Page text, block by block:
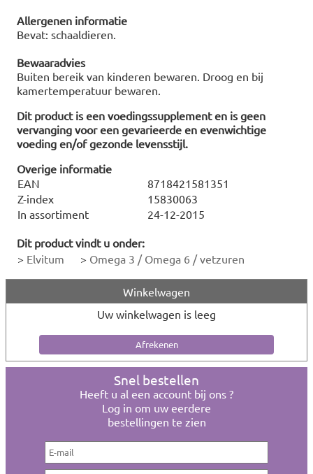
Allergenen informatie
Bevat: schaaldieren.
Bewaaradvies
Buiten bereik van kinderen bewaren. Droog en bij
kamertemperatuur bewaren.
Dit product is een voedingssupplement en is geen
vervanging voor een gevarieerde en evenwichtige
voeding en/of gezonde levensstijl.
Overige informatie
EAN
8718421581351
Z-index
15830063
In assortiment
24-12-2015
Dit product vindt u onder:
> Elvitum > Omega 3 / Omega 6 / vetzuren
Winkelwagen
Uw winkelwagen is leeg
Snel bestellen
Heeft u al een account bij ons ?
Log in om uw eerdere
bestellingen te zien